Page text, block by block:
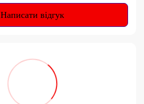
Написати відгук